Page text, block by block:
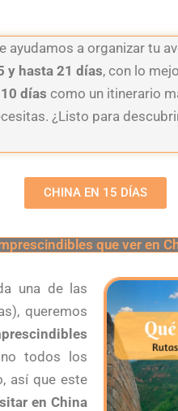
ayudamos a organizar tu
y hasta 21 días, con lo
días como un itinerario
¿Listo para
CHINA EN 15 DÍAS
que ver en
una de las
queremos
todos los
así que este
en China